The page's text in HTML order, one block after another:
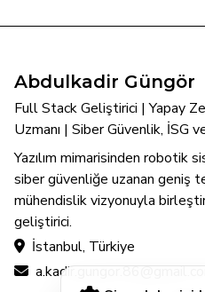
Abdulkadir Güngör
Full Stack Geliştirici | Yapay
Uzmanı | Siber Güvenlik, İSG
Yazılım mimarisinden robotik
siber güvenliğe uzanan geniş
mühendislik vizyonuyla
geliştirici.
İstanbul, Türkiye